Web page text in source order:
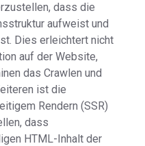
dass die
aufweist und
Dies erleichtert nicht
auf der Website,
das Crawlen und
ist die
Rendern (SSR)
dass
HTML-Inhalt der